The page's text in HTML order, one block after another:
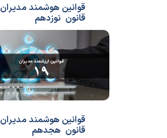
قوانین هوشمند مدیران
قانون نوزدهم
قوانین هوشمند مدیران
قانون هجدهم